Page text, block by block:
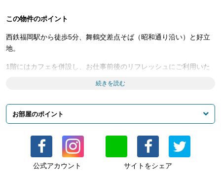
この物件のポイント
西鉄福岡駅から徒歩5分、舞鶴交差点そば（昭和通り沿い）と好立
地。
1階にはカフェを併設し、お仕事前後のリフレッシュにご利用いた
駐車場のため雨に濡れずに入出庫も可能。「安心・安全」な駐車場
続きを読む
お部屋のポイント
月極契約募集中
※募集は残り3台です。お問い合わせはお早めに
どうぞ。
公式アカウント サイトをシェア